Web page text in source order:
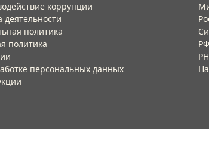
коррупции
деятельности
политика
политика​
персональных данных​